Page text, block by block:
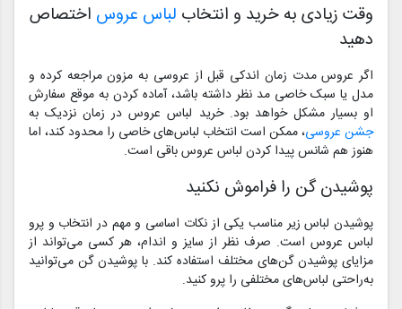
وقت زیادی به خرید و انتخاب لباس عروس اختصاص
دهید
اگر عروس مدت زمان اندکی قبل از عروسی به مزون مراجعه کرده و
مدل یا سبک خاصی مد نظر داشته باشد، آماده کردن به موقع سفارش
او بسیار مشکل خواهد بود. خرید لباس عروس در زمان نزدیک به
جشن عروسی، ممکن است انتخاب لباس‌های خاصی را محدود کند، اما
هنوز هم شانس پیدا کردن لباس عروس باقی است.
پوشیدن گن را فراموش نکنید
پوشیدن لباس زیر مناسب یکی از نکات اساسی و مهم در انتخاب و پرو
لباس عروس است. صرف نظر از سایز و اندام، هر کسی می‌تواند از
مزایای پوشیدن گن‌های مختلف استفاده کند. با پوشیدن گن می‌توانید
به‌راحتی لباس‌های مختلفی را پرو کنید.